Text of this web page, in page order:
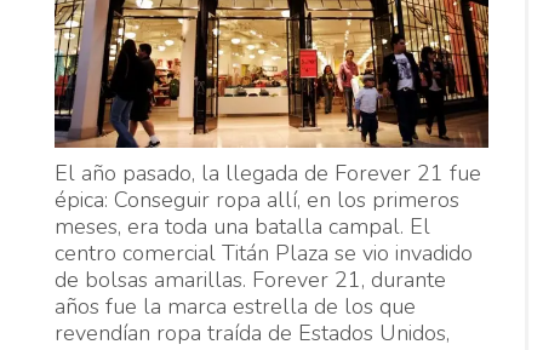
El año pasado, la llegada de Forever 21 fue
épica: Conseguir ropa allí, en los primeros
meses, era toda una batalla campal. El
centro comercial Titán Plaza se vio invadido
de bolsas amarillas. Forever 21, durante
años fue la marca estrella de los que
revendían ropa traída de Estados Unidos,